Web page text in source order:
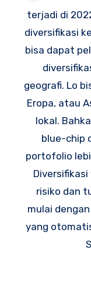
terjadi di
diversifikasi
bisa dapat
geografi. Lo
Eropa, atau
lokal.
blue-chip
portofolio
risiko dan
mulai
yang